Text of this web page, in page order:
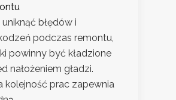
błędów i
podczas remontu,
powinny być kładzione
nałożeniem gładzi.
kolejność prac zapewnia